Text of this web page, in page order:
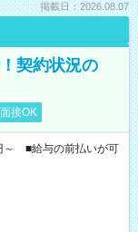
掲載日：2026.08.07
契約状況の
接OK
～ ■給与の前払いが可